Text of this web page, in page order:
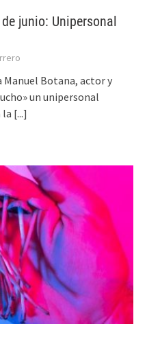
junio: Unipersonal
Manuel Botana, actor y
un unipersonal
la [...]